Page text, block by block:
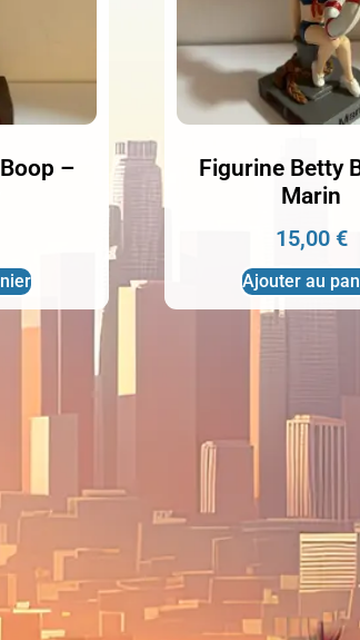
–
Figurine Betty
Marin
15,00 €
Ajouter au